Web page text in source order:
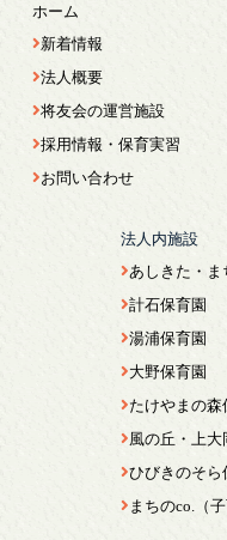
ホーム
新着情報
法人概要
将友会の運営施設
採用情報・保育実習
お問い合わせ
法人内施設
あしきた・ま
計石保育園
湯浦保育園
大野保育園
たけやまの森
風の丘・上大
ひびきのそら
まちのco.（